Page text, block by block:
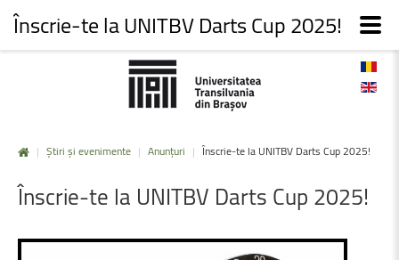
| Știri și evenimente | Anunțuri | Înscrie-te la UNITBV Darts Cup 2025!
Înscrie-te la UNITBV Darts Cup 2025!
Înscrie-te la UNITBV Darts Cup 2025!